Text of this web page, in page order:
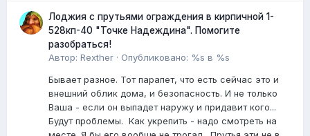
Лоджия с прутьями ограждения в кирпичной 1-
528кп-40 "Точке Надеждина". Помогите
разобраться!
Автор: Rexther · Опубликовано: %s в %s
Бывает разное. Тот парапет, что есть сейчас это и
внешний облик дома, и безопасность. И не только
Ваша - если он выпадет наружу и придавит кого...
Будут проблемы. Как укрепить - надо смотреть на